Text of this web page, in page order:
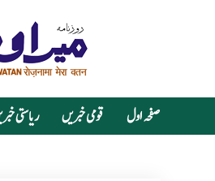
صفحہ اول قومی خبریں ریاستی